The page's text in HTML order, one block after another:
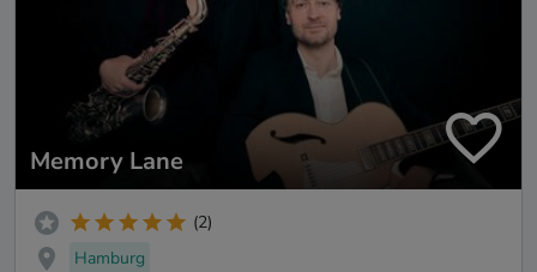
Memory Lane
(2)
Hamburg